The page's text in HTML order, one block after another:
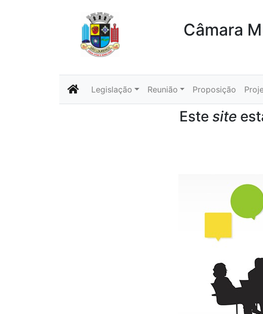
Câmara
Legislação Reunião Proposição
Este site